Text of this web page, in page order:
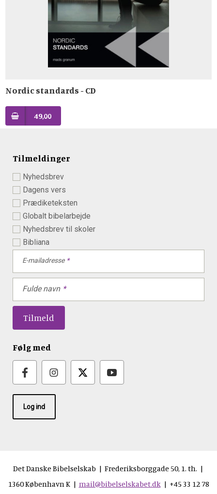
Nordic standards - CD
49,00
Tilmeldinger
Nyhedsbrev
Dagens vers
Prædiketeksten
Globalt bibelarbejde
Nyhedsbrev til skoler
Bibliana
E-mailadresse
Fulde navn
Følg med
Log ind
Det Danske Bibelselskab | Frederiksborggade 50, 1. th. |
1360 København K | mail@bibelselskabet.dk| +45 33 12 78